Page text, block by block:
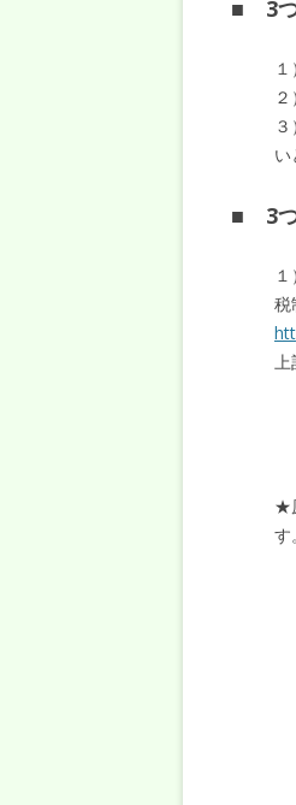
■ 3
２）
い
■ 3つ
税
上
★
す。